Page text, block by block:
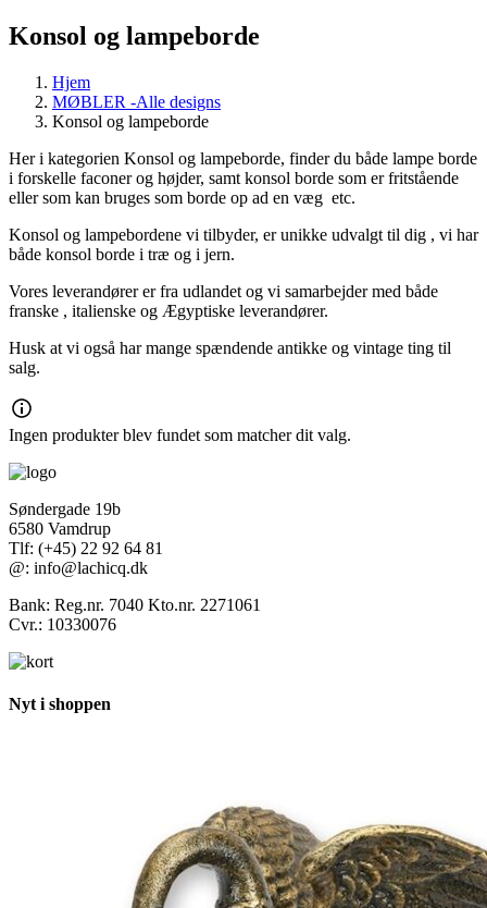
Konsol og lampeborde
Hjem
MØBLER -Alle designs
Konsol og lampeborde
Her i kategorien Konsol og lampeborde, finder du både lampe borde
i forskelle faconer og højder, samt konsol borde som er fritstående
eller som kan bruges som borde op ad en væg etc.
Konsol og lampebordene vi tilbyder, er unikke udvalgt til dig , vi har
både konsol borde i træ og i jern.
Vores leverandører er fra udlandet og vi samarbejder med både
franske , italienske og Ægyptiske leverandører.
Husk at vi også har mange spændende antikke og vintage ting til
salg.
Ingen produkter blev fundet som matcher dit valg.
Søndergade 19b
6580 Vamdrup
Tlf: (+45) 22 92 64 81
@: info@lachicq.dk
Bank: Reg.nr. 7040 Kto.nr. 2271061
Cvr.: 10330076
Nyt i shoppen